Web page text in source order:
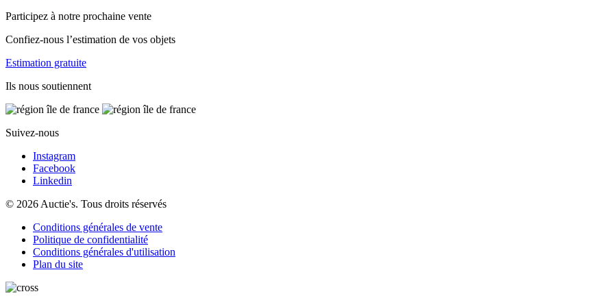
Participez à notre prochaine vente
Confiez-nous l’estimation de vos objets
Estimation gratuite
Ils nous soutiennent
Suivez-nous
Instagram
Facebook
Linkedin
© 2026 Auctie's. Tous droits réservés
Conditions générales de vente
Politique de confidentialité
Conditions générales d'utilisation
Plan du site